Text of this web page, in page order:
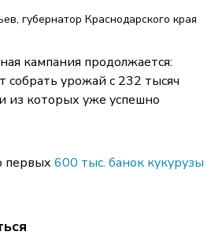
губернатор Краснодарского края
кампания продолжается:
собрать урожай с 232 тысяч
из которых уже успешно
первых 600 тыс. банок кукурузы